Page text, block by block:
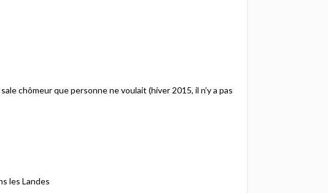
chômeur que personne ne voulait (hiver 2015, il n’y a pas
les Landes